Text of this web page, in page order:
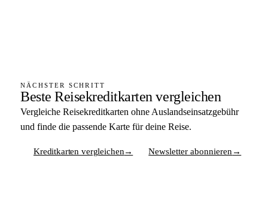
NÄCHSTER SCHRITT
Beste Reisekreditkarten vergleichen
Vergleiche Reisekreditkarten ohne Auslandseinsatzgebühr
und finde die passende Karte für deine Reise.
Kreditkarten vergleichen→ Newsletter abonnieren→